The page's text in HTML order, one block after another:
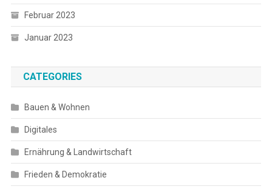
Februar 2023
Januar 2023
CATEGORIES
Bauen & Wohnen
Digitales
Ernährung & Landwirtschaft
Frieden & Demokratie